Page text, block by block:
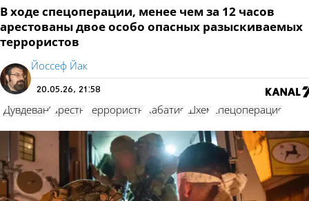
В ходе спецоперации, менее чем за 12 часов
арестованы двое особо опасных разыскиваемых
террористов
Йоссеф Йак
20.05.26, 21:58
"Дувдеван" аресты террористы Кабатия Шхем спецоперация